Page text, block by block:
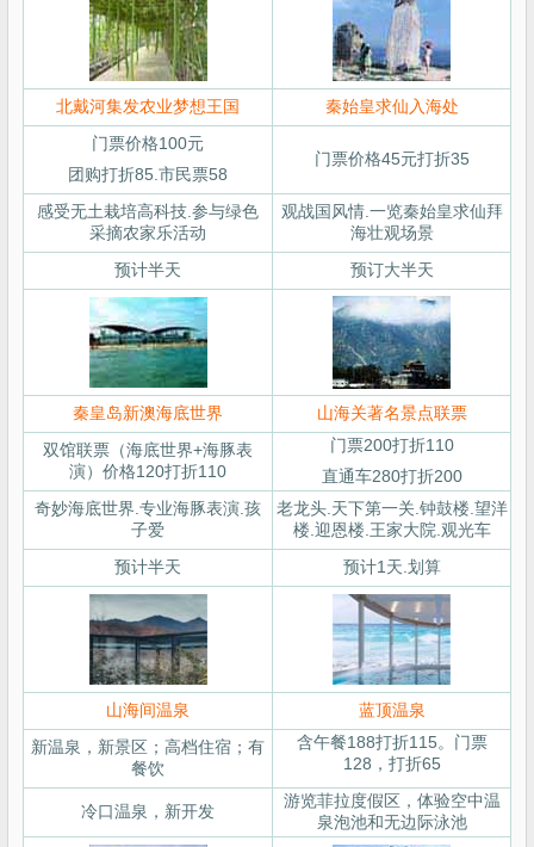
北戴河集发农业梦想王国
秦始皇求仙入海处
门票价格100元
团购打折85.市民票58
门票价格45元打折35
感受无土栽培高科技.参与绿色
采摘农家乐活动
观战国风情.一览秦始皇求仙拜
海壮观场景
预计半天
预订大半天
秦皇岛新澳海底世界
山海关著名景点联票
双馆联票（海底世界+海豚表
演）价格120打折110
门票200打折110
直通车280打折200
奇妙海底世界.专业海豚表演.孩
子爱
老龙头.天下第一关.钟鼓楼.望洋
楼.迎恩楼.王家大院.观光车
预计半天
预计1天.划算
山海间温泉
蓝顶温泉
新温泉，新景区；高档住宿；有
餐饮
含午餐188打折115。门票
128，打折65
冷口温泉，新开发
游览菲拉度假区，体验空中温
泉泡池和无边际泳池